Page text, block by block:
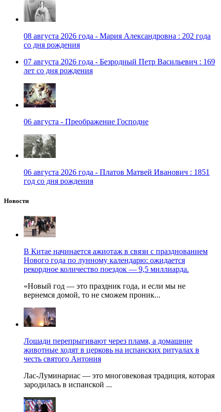
08 августа 2026 года - Мария Александровна : 202 года
со дня рождения
07 августа 2026 года - Безродный Петр Васильевич : 169
лет со дня рождения
06 августа - Преображение Господне
06 августа 2026 года - Платов Матвей Иванович : 1851
год со дня рождения
Новости
В Китае начинается ажиотаж в связи с празднованием
Нового года по лунному календарю: ожидается
рекордное количество поездок — 9,5 миллиарда.
«Новый год — это праздник года, и если мы не
вернемся домой, то не сможем проник...
Лошади перепрыгивают через пламя, а домашние
животные ходят в церковь на испанских ритуалах в
честь святого Антония
Лас-Луминариас — это многовековая традиция, которая
зародилась в испанской ...